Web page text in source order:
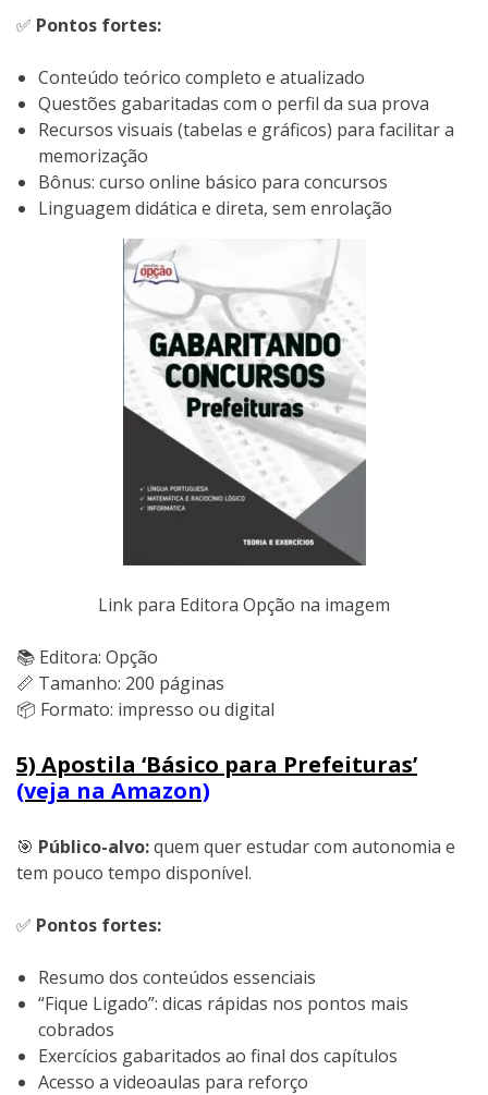
✅ Pontos fortes:
Conteúdo teórico completo e atualizado
Questões gabaritadas com o perfil da sua prova
Recursos visuais (tabelas e gráficos) para facilitar a
memorização
Bônus: curso online básico para concursos
Linguagem didática e direta, sem enrolação
Link para Editora Opção na imagem
📚 Editora: Opção
📏 Tamanho: 200 páginas
📦 Formato: impresso ou digital
5) Apostila ‘Básico para Prefeituras’
(veja na Amazon)
🎯 Público-alvo:quem quer estudar com autonomia e
tem pouco tempo disponível.
✅ Pontos fortes:
Resumo dos conteúdos essenciais
“Fique Ligado”: dicas rápidas nos pontos mais
cobrados
Exercícios gabaritados ao final dos capítulos
Acesso a videoaulas para reforço